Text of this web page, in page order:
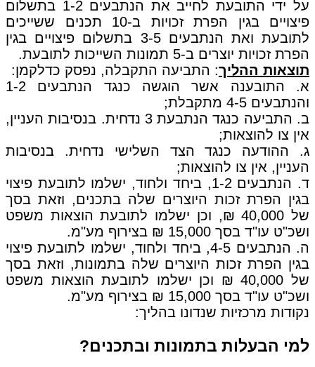
על ידי התובעת לחייב את הנתבעים 1-2 בתשלום
פיצויים בגין הפרת זכויות ב-10 תכנים ששייכים
לתובעת ואת הנתבעים 3-5 בתשלום פיצויים בגין
הפרת זכויות יוצרים ב-5 תמונות השייכות לתובעת.
תוצאות ההליך: התביעה התקבלה, נפסק כדלקמן:
א. התובענה אשר הוגשה כנגד הנתבעים 1-2
והנתבעים 4-5 מתקבלת;
ב. התביעה כנגד הנתבעת 3 נדחית. בנסיבות העניין,
אין צו להוצאות;
ג. ההודעה כנגד הצד השלישי נדחית. בנסיבות
העניין, אין צו להוצאות;
ד. הנתבעים 1-2, ביחד ולחוד, ישלמו לתובעת פיצוי
בגין הפרת זכות היוצרים שלה בתכנים, וזאת בסך
של 40,000 ₪, וכן ישלמו לתובעת הוצאות משפט
ושכ"ט עו"ד בסך 15,000 ₪ בצירוף מע"מ.
ה. הנתבעים 4-5, ביחד ולחוד, ישלמו לתובעת פיצוי
בגין הפרת זכות היוצרים שלה בתמונות, וזאת בסך
של 40,000 ₪ וכן ישלמו לתובעת הוצאות משפט
ושכ"ט עו"ד בסך 15,000 ₪ בצירוף מע"מ.
נקודות מרכזיות שנדונו בהליך:
למי הבעלות בתמונות ובתכנים?